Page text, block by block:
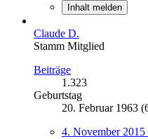
Inhalt melden
Claude D.
Stamm Mitglied
Beiträge
1.323
Geburtstag
20. Februar 1963
4. November 2015